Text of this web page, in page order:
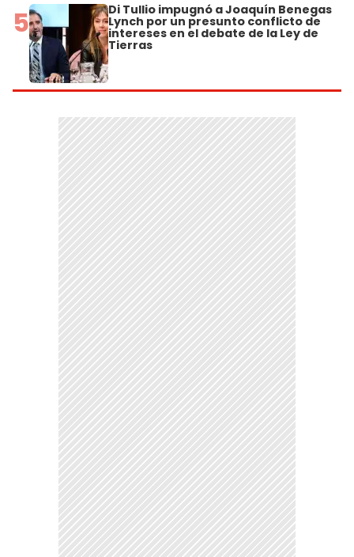
5 Di Tullio impugnó a Joaquín Benegas
Lynch por un presunto conflicto de
intereses en el debate de la Ley de
Tierras